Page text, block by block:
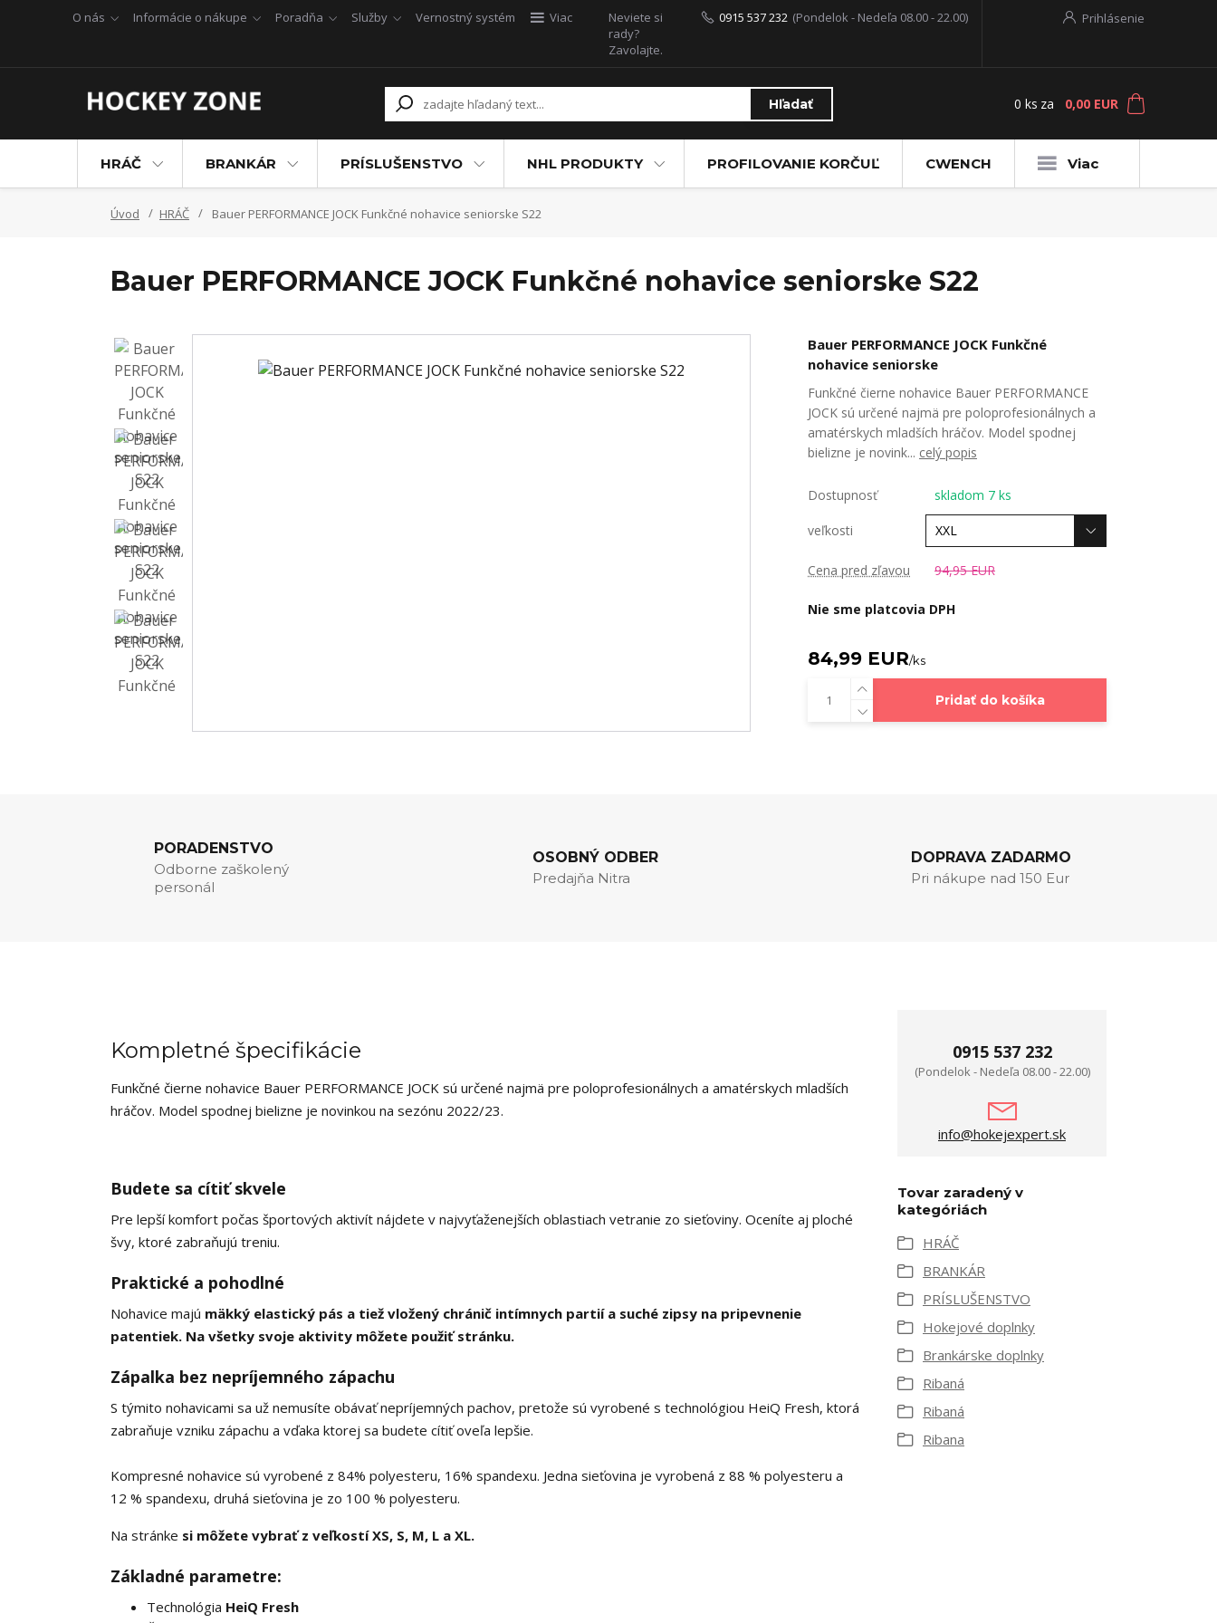
O nás Informácie o nákupe Poradňa Služby Vernostný systém Viac Prihlásenie
Hľadať
Neviete si
rady?
Zavolajte.
0915 537 232 (Pondelok - Nedeľa 08.00 - 22.00)
0 ks za 0,00 EUR
HRÁČ BRANKÁR PRÍSLUŠENSTVO NHL PRODUKTY PROFILOVANIE KORČUĽ CWENCH Viac
Úvod HRÁČ Bauer PERFORMANCE JOCK Funkčné nohavice seniorske S22
Bauer PERFORMANCE JOCK Funkčné nohavice seniorske S22
Bauer PERFORMANCE JOCK Funkčné
nohavice seniorske
Funkčné čierne nohavice Bauer PERFORMANCE
JOCK sú určené najmä pre poloprofesionálnych a
amatérskych mladších hráčov. Model spodnej
bielizne je novink... celý popis
Dostupnosť skladom 7 ks
veľkosti
Cena pred zľavou 94,95 EUR
Nie sme platcovia DPH
84,99 EUR/ks
Pridať do košíka
PORADENSTVO
Odborne zaškolený
personál
OSOBNÝ ODBER
Predajňa Nitra
DOPRAVA ZADARMO
Pri nákupe nad 150 Eur
Kompletné špecifikácie
Funkčné čierne nohavice Bauer PERFORMANCE JOCK sú určené najmä pre poloprofesionálnych a amatérskych mladších
hráčov. Model spodnej bielizne je novinkou na sezónu 2022/23.
Budete sa cítiť skvele
Pre lepší komfort počas športových aktivít nájdete v najvyťaženejších oblastiach vetranie zo sieťoviny. Oceníte aj ploché
švy, ktoré zabraňujú treniu.
Praktické a pohodlné
Nohavice majú mäkký elastický pás a tiež vložený chránič intímnych partií a suché zipsy na pripevnenie
patentiek. Na všetky svoje aktivity môžete použiť stránku.
Zápalka bez nepríjemného zápachu
S týmito nohavicami sa už nemusíte obávať nepríjemných pachov, pretože sú vyrobené s technológiou HeiQ Fresh, ktorá
zabraňuje vzniku zápachu a vďaka ktorej sa budete cítiť oveľa lepšie.
Kompresné nohavice sú vyrobené z 84% polyesteru, 16% spandexu. Jedna sieťovina je vyrobená z 88 % polyesteru a
12 % spandexu, druhá sieťovina je zo 100 % polyesteru.
Na stránke si môžete vybrať z veľkostí XS, S, M, L a XL.
Základné parametre:
Technológia HeiQ Fresh
0915 537 232
(Pondelok - Nedeľa 08.00 - 22.00)
info@hokejexpert.sk
Tovar zaradený v
kategóriách
HRÁČ
BRANKÁR
PRÍSLUŠENSTVO
Hokejové doplnky
Brankárske doplnky
Ribaná
Ribaná
Ribana